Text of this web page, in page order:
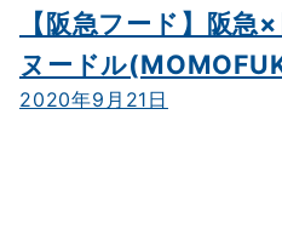
【阪急フード】阪急
ヌードル
2020年9月21日